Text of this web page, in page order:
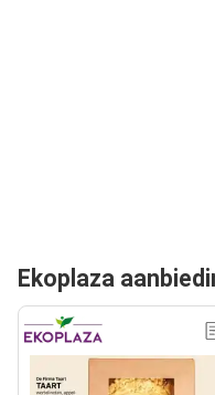
Ekoplaza